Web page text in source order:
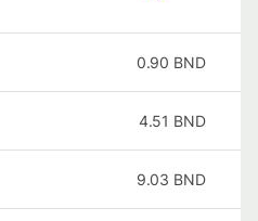
0.90 BND
4.51 BND
9.03 BND